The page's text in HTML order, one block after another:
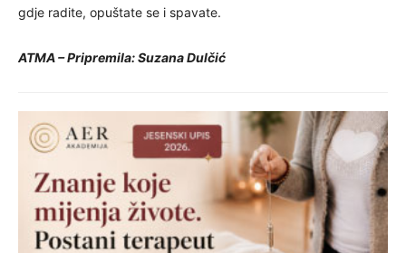
gdje radite, opuštate se i spavate.
ATMA – Pripremila: Suzana Dulčić